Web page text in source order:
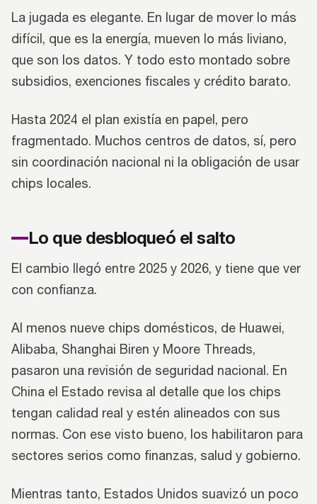
La jugada es elegante. En lugar de mover lo más
difícil, que es la energía, mueven lo más liviano,
que son los datos. Y todo esto montado sobre
subsidios, exenciones fiscales y crédito barato.
Hasta 2024 el plan existía en papel, pero
fragmentado. Muchos centros de datos, sí, pero
sin coordinación nacional ni la obligación de usar
chips locales.
Lo que desbloqueó el salto
El cambio llegó entre 2025 y 2026, y tiene que ver
con confianza.
Al menos nueve chips domésticos, de Huawei,
Alibaba, Shanghai Biren y Moore Threads,
pasaron una revisión de seguridad nacional. En
China el Estado revisa al detalle que los chips
tengan calidad real y estén alineados con sus
normas. Con ese visto bueno, los habilitaron para
sectores serios como finanzas, salud y gobierno.
Mientras tanto, Estados Unidos suavizó un poco